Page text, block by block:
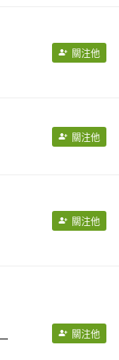
關注他
關注他
關注他
關注他